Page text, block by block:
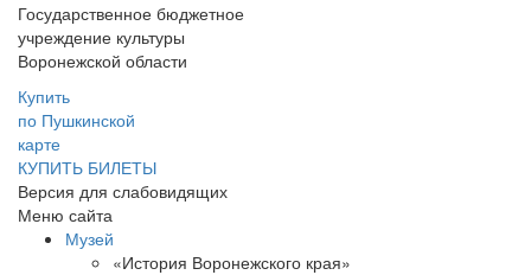
Государственное бюджетное
учреждение культуры
Воронежской области
Купить
по Пушкинской
карте
КУПИТЬ БИЛЕТЫ
Версия для слабовидящих
Меню сайта
Музей
«История Воронежского края»